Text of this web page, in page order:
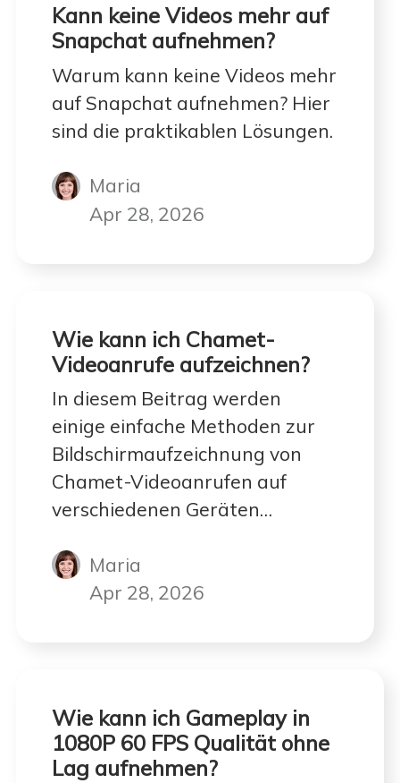
Kann keine Videos mehr auf
Snapchat aufnehmen?
Warum kann keine Videos mehr
auf Snapchat aufnehmen? Hier
sind die praktikablen Lösungen.
Maria
Apr 28, 2026
Wie kann ich Chamet-
Videoanrufe aufzeichnen?
In diesem Beitrag werden
einige einfache Methoden zur
Bildschirmaufzeichnung von
Chamet-Videoanrufen auf
verschiedenen Geräten
den Weg zu finden, der Ihren
Bedürfnissen am besten
Maria
Apr 28, 2026
Wie kann ich Gameplay in
1080P 60 FPS Qualität ohne
Lag aufnehmen?